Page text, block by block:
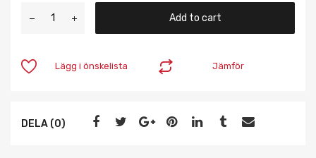
Add to cart
Jämför
Lägg i önskelista
DELA (0)